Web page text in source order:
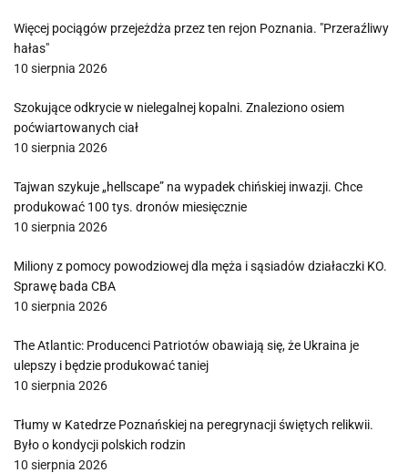
Więcej pociągów przejeżdża przez ten rejon Poznania. "Przeraźliwy
hałas"
10 sierpnia 2026
Szokujące odkrycie w nielegalnej kopalni. Znaleziono osiem
poćwiartowanych ciał
10 sierpnia 2026
Tajwan szykuje „hellscape” na wypadek chińskiej inwazji. Chce
produkować 100 tys. dronów miesięcznie
10 sierpnia 2026
Miliony z pomocy powodziowej dla męża i sąsiadów działaczki KO.
Sprawę bada CBA
10 sierpnia 2026
The Atlantic: Producenci Patriotów obawiają się, że Ukraina je
ulepszy i będzie produkować taniej
10 sierpnia 2026
Tłumy w Katedrze Poznańskiej na peregrynacji świętych relikwii.
Było o kondycji polskich rodzin
10 sierpnia 2026